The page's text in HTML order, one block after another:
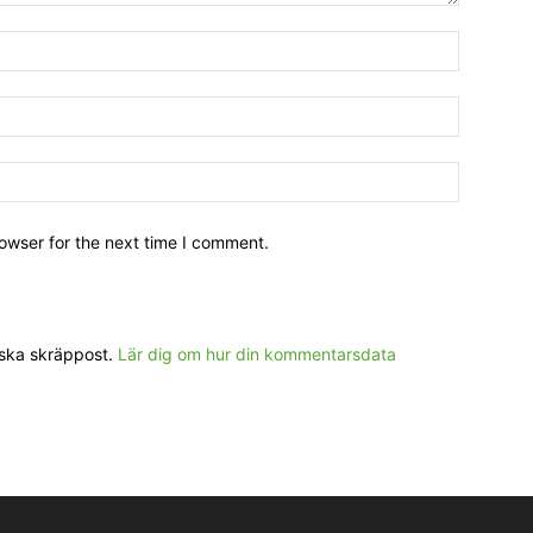
for the next time I comment.
skräppost. Lär dig om hur din kommentarsdata